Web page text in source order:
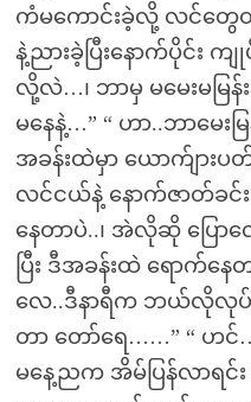
ကံမကောင်းခဲ့လို့ လင်တွေ
နဲ့ညားခဲ့ပြီးနောက်ပိုင်း
လို့လဲ…၊ ဘာမှ မမေးမမြ
မနေနဲ့…” “ ဟာ..ဘာမေး
အခန်းထဲမှာ ယောက်ျားပ
လင်ငယ်နဲ့ နောက်ဇာတ်ခင်း
နေတာပဲ..၊ အဲလိုဆို ပြေ
ပြီး ဒီအခန်းထဲ ရောက်
လေ..ဒီနာရီက ဘယ်လိုလု
တာ တော်ရေ……” “
မနေ့ညက အိမ်ပြန်လာရင်